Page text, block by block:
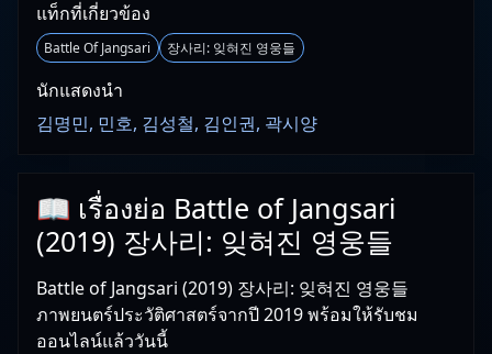
แท็กที่เกี่ยวข้อง
Battle Of Jangsari 장사리: 잊혀진 영웅들
นักแสดงนำ
김명민, 민호, 김성철, 김인권, 곽시양
📖 เรื่องย่อ Battle of Jangsari
(2019) 장사리: 잊혀진 영웅들
Battle of Jangsari (2019) 장사리: 잊혀진 영웅들
ภาพยนตร์ประวัติศาสตร์จากปี 2019 พร้อมให้รับชม
ออนไลน์แล้ววันนี้